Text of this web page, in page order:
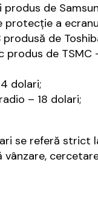
produs de
protecţie a
produsă de
produs de TSMC
dolari;
– 18 dolari;
se referă